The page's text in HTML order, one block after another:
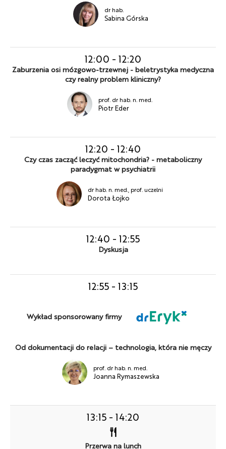
dr hab.
Sabina Górska
12:00 - 12:20
Zaburzenia osi mózgowo-trzewnej - beletrystyka medyczna
czy realny problem kliniczny?
prof. dr hab. n. med.
Piotr Eder
12:20 - 12:40
Czy czas zacząć leczyć mitochondria? - metaboliczny
paradygmat w psychiatrii
dr hab. n. med., prof. uczelni
Dorota Łojko
12:40 - 12:55
Dyskusja
12:55 - 13:15
Wykład sponsorowany firmy
Od dokumentacji do relacji – technologia, która nie męczy
prof. dr hab. n. med.
Joanna Rymaszewska
13:15 - 14:20
Przerwa na lunch